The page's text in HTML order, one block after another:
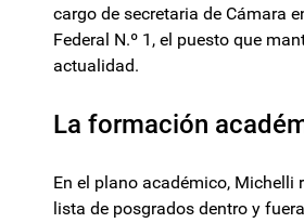
cargo de secretaria de Cámara
Federal N.º 1, el puesto que
actualidad.
La formación
En el plano académico, Michelli
lista de posgrados dentro y